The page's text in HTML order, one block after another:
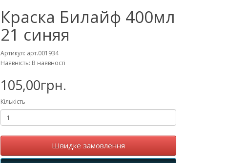
Краска Билайф 400мл
21 синяя
Артикул: арт.001934
Наявність: В наявності
105,00грн.
Кількість
Швидке замовлення